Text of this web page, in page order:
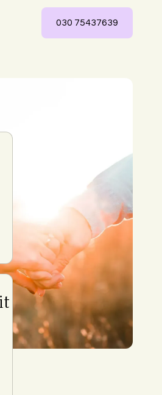
030 75437639